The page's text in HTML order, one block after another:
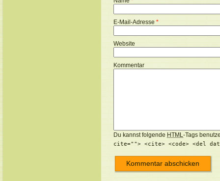
E-Mail-Adresse *
Website
Kommentar
Du kannst folgende HTML-Tags
cite=""> <cite> <code> <del